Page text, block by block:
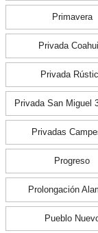
Primavera
Privada
Privada
Privada San Miguel
Privadas
Progreso
Prolongación
Pueblo